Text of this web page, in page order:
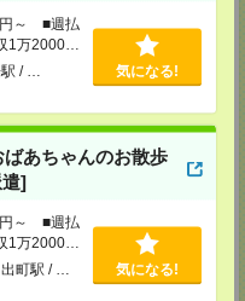
円～ ■週払
万2000円
/ … 気になる!
ばあちゃんのお散歩
]
円～ ■週払
万2000円
町駅 / … 気になる!
ル6F